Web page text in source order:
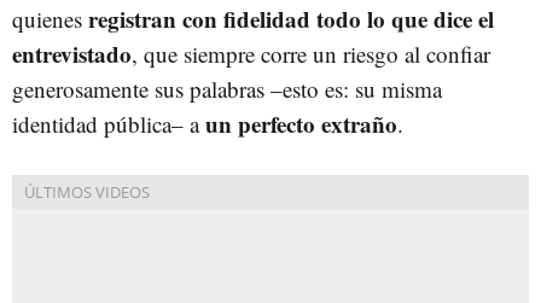
quienes registran con fidelidad todo lo que dice el
entrevistado, que siempre corre un riesgo al confiar
generosamente sus palabras –esto es: su misma
identidad pública– aun perfecto extraño.